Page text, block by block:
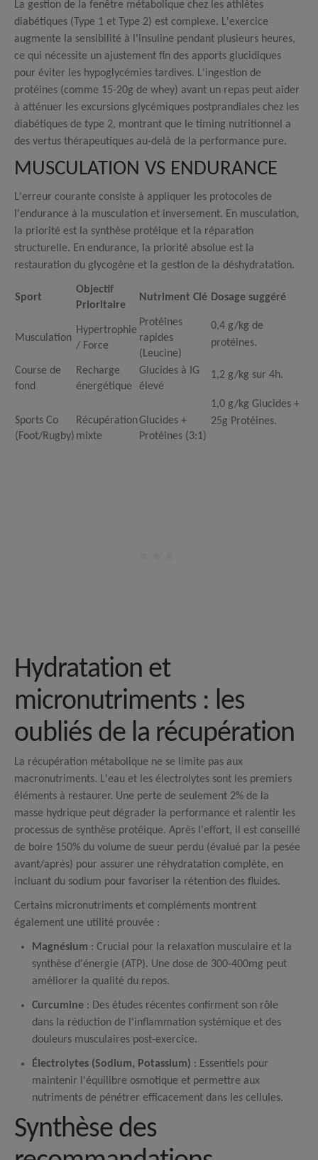
La gestion de la fenêtre métabolique chez les athlètes
diabétiques (Type 1 et Type 2) est complexe. L'exercice
augmente la sensibilité à l'insuline pendant plusieurs heures,
ce qui nécessite un ajustement fin des apports glucidiques
pour éviter les hypoglycémies tardives. L'ingestion de
protéines (comme 15-20g de whey) avant un repas peut aider
à atténuer les excursions glycémiques postprandiales chez les
diabétiques de type 2, montrant que le timing nutritionnel a
des vertus thérapeutiques au-delà de la performance pure.
MUSCULATION VS ENDURANCE
L'erreur courante consiste à appliquer les protocoles de
l'endurance à la musculation et inversement. En musculation,
la priorité est la synthèse protéique et la réparation
structurelle. En endurance, la priorité absolue est la
restauration du glycogène et la gestion de la déshydratation.
Sport
Objectif
Prioritaire
Nutriment Clé Dosage suggéré
Musculation
Hypertrophie
/ Force
Protéines
rapides
(Leucine)
0,4 g/kg de
protéines.
Course de
fond
Recharge
énergétique
Glucides à IG
élevé
1,2 g/kg sur 4h.
Sports Co
(Foot/Rugby)
Récupération
mixte
Glucides +
Protéines (3:1)
1,0 g/kg Glucides +
25g Protéines.
Hydratation et
micronutriments : les
oubliés de la récupération
La récupération métabolique ne se limite pas aux
macronutriments. L'eau et les électrolytes sont les premiers
éléments à restaurer. Une perte de seulement 2% de la
masse hydrique peut dégrader la performance et ralentir les
processus de synthèse protéique. Après l'effort, il est conseillé
de boire 150% du volume de sueur perdu (évalué par la pesée
avant/après) pour assurer une réhydratation complète, en
incluant du sodium pour favoriser la rétention des fluides.
Certains micronutriments et compléments montrent
également une utilité prouvée :
Magnésium : Crucial pour la relaxation musculaire et la
synthèse d'énergie (ATP). Une dose de 300-400mg peut
améliorer la qualité du repos.
Curcumine : Des études récentes confirment son rôle
dans la réduction de l'inflammation systémique et des
douleurs musculaires post-exercice.
Électrolytes (Sodium, Potassium) : Essentiels pour
maintenir l'équilibre osmotique et permettre aux
nutriments de pénétrer efficacement dans les cellules.
Synthèse des